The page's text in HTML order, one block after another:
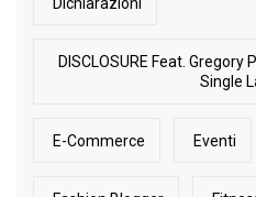
DISCLOSURE Feat. Gregory
Single
E-Commerce Eventi